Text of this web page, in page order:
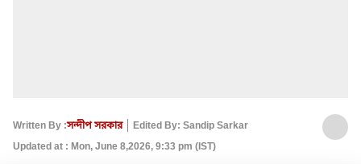
Written By :সন্দীপ সরকার
Edited By: Sandip Sarkar
Updated at : Mon, June 8,2026, 9:33 pm (IST)